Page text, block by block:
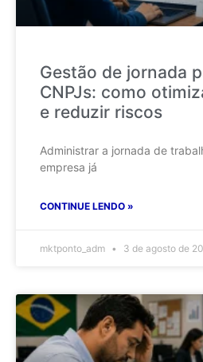
Gestão de jornada
CNPJs: como
e reduzir riscos
Administrar a jornada de
empresa já
CONTINUE LENDO »
mktponto_adm 3 de agosto de